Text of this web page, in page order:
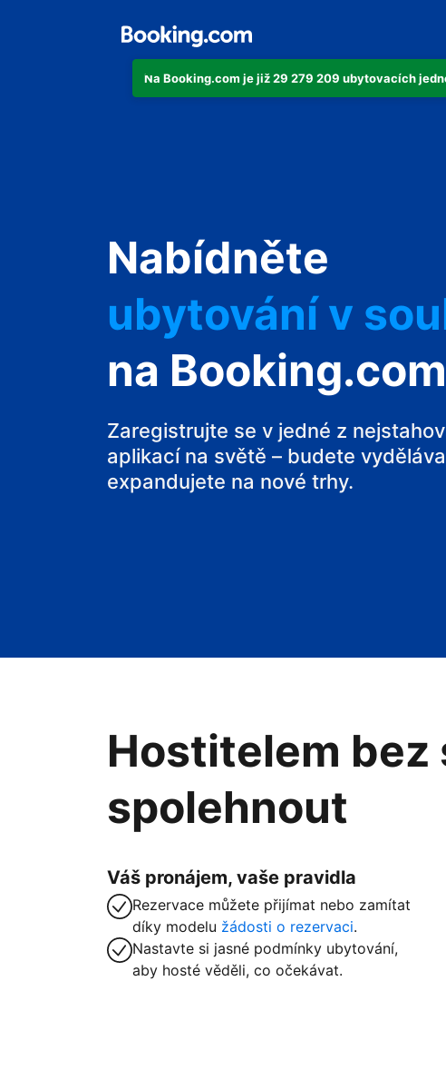
Na Booking.com je již 29 279 209 ubytovacích
Nabídněte
svůj hotel
ubytování v
svůj penzion
svou chatu
na Booking.com
Zaregistrujte se v jedné z
aplikací na světě – budete
expandujete na nové trhy.
Hostitelem bez
spolehnout
Váš pronájem, vaše pravidla
Rezervace můžete přijímat nebo zamítat
díky modelu žádosti o rezervaci.
Nastavte si jasné podmínky ubytování,
aby hosté věděli, co očekávat.